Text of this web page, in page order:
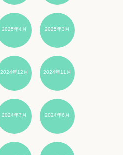
2025年4月 2025年3月
2024年12月 2024年11月
2024年7月 2024年6月